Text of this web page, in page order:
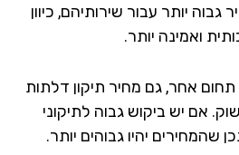
יותר עבור שירותיהם, כיוון
יותר.
אחר, גם מחיר תיקון דלתות
יש ביקוש גבוה לתיקוני
יהיו גבוהים יותר.